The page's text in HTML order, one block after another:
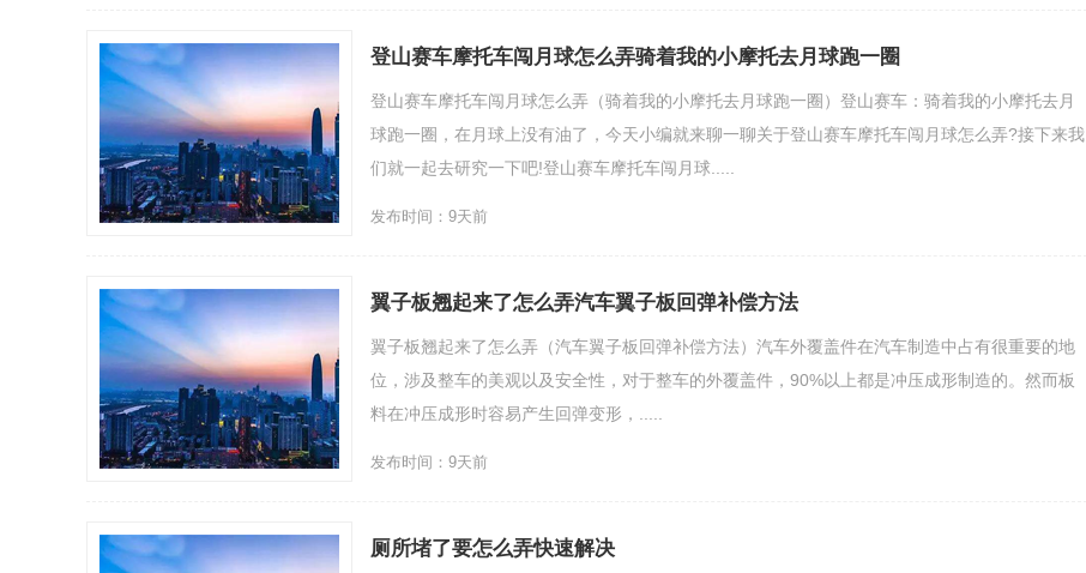
登山赛车摩托车闯月球怎么弄骑着我的小摩托去月球跑一圈
登山赛车摩托车闯月球怎么弄（骑着我的小摩托去月球跑一圈）登山赛车：骑着我的小摩托去月
球跑一圈，在月球上没有油了，今天小编就来聊一聊关于登山赛车摩托车闯月球怎么弄?接下来我
们就一起去研究一下吧!登山赛车摩托车闯月球.....
发布时间：9天前
翼子板翘起来了怎么弄汽车翼子板回弹补偿方法
翼子板翘起来了怎么弄（汽车翼子板回弹补偿方法）汽车外覆盖件在汽车制造中占有很重要的地
位，涉及整车的美观以及安全性，对于整车的外覆盖件，90%以上都是冲压成形制造的。然而板
料在冲压成形时容易产生回弹变形，.....
发布时间：9天前
厕所堵了要怎么弄快速解决